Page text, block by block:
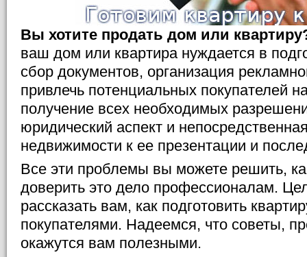
Вы хотите продать дом или
ваш дом или квартира нуждается в
сбор документов, организация
привлечь потенциальных покупателей
получение всех необходимых
юридический аспект и
недвижимости к ее презентации и
Все эти проблемы вы можете решить,
доверить это дело профессионалам.
рассказать вам, как подготовить
покупателями. Надеемся, что советы,
окажутся вам полезными.